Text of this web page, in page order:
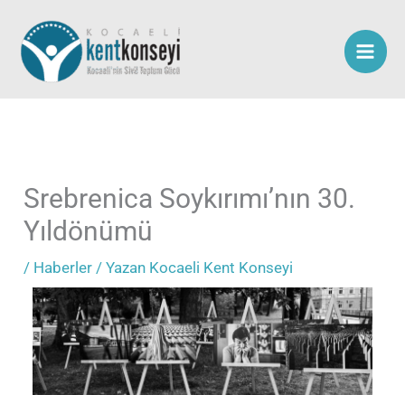
atla
Srebrenica Soykırımı’nın 30.
Yıldönümü
/ Haberler / Yazan Kocaeli Kent Konseyi